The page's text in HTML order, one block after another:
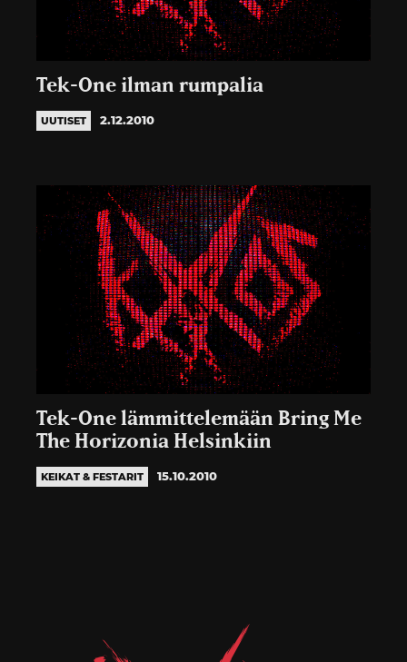
Tek-One ilman rumpalia
UUTISET 2.12.2010
Tek-One lämmittelemään Bring Me
The Horizonia Helsinkiin
KEIKAT & FESTARIT 15.10.2010